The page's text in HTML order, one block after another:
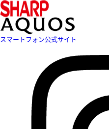
スマートフォン公式サイト